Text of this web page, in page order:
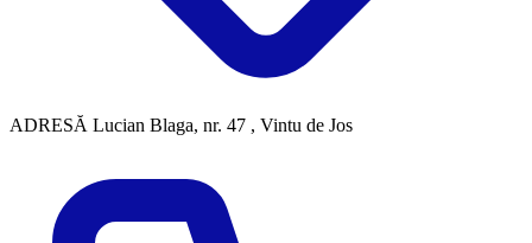
ADRESĂ Lucian Blaga, nr. 47 , Vintu de Jos